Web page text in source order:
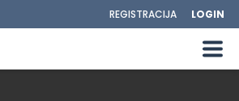
REGISTRACIJA LOGIN